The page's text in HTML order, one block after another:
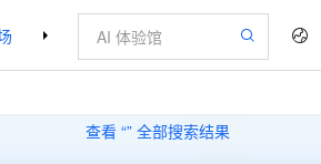
合作伙伴 支持与服务 了解阿里云
查看 “” 全部搜索结果